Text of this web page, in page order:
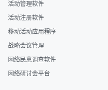
活动管理软件
活动注册软件
移动活动应用程序
战略会议管理
网络民意调查软件
网络研讨会平台